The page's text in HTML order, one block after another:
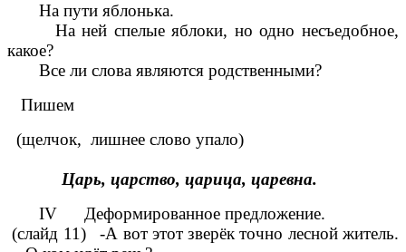
На пути яблонька.
На ней спелые яблоки, но одно несъедобное,
какое?
Все ли слова являются родственными?
Пишем
(щелчок, лишнее слово упало)
Царь, царство, царица, царевна.
IV Деформированное предложение.
(слайд 11) -А вот этот зверёк точно лесной житель.